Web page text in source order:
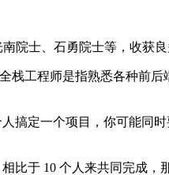
院士、石勇院士等，收获良
栈工程师是指熟悉各种前
搞定一个项目，你可能同
比于 10 个人来共同完成